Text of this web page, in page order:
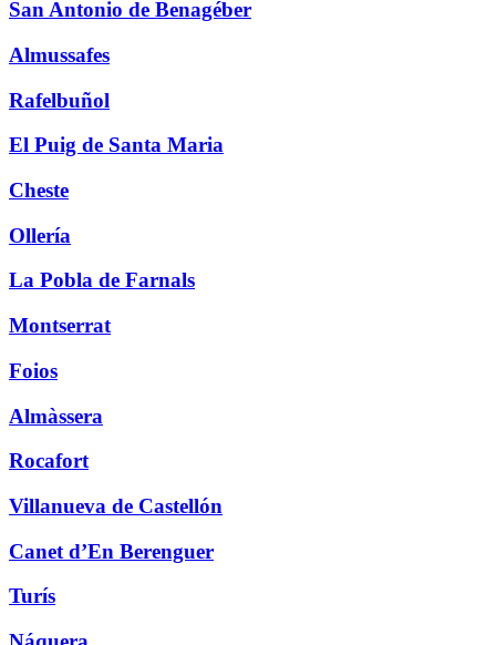
San Antonio de Benagéber
Almussafes
Rafelbuñol
El Puig de Santa Maria
Cheste
Ollería
La Pobla de Farnals
Montserrat
Foios
Almàssera
Rocafort
Villanueva de Castellón
Canet d’En Berenguer
Turís